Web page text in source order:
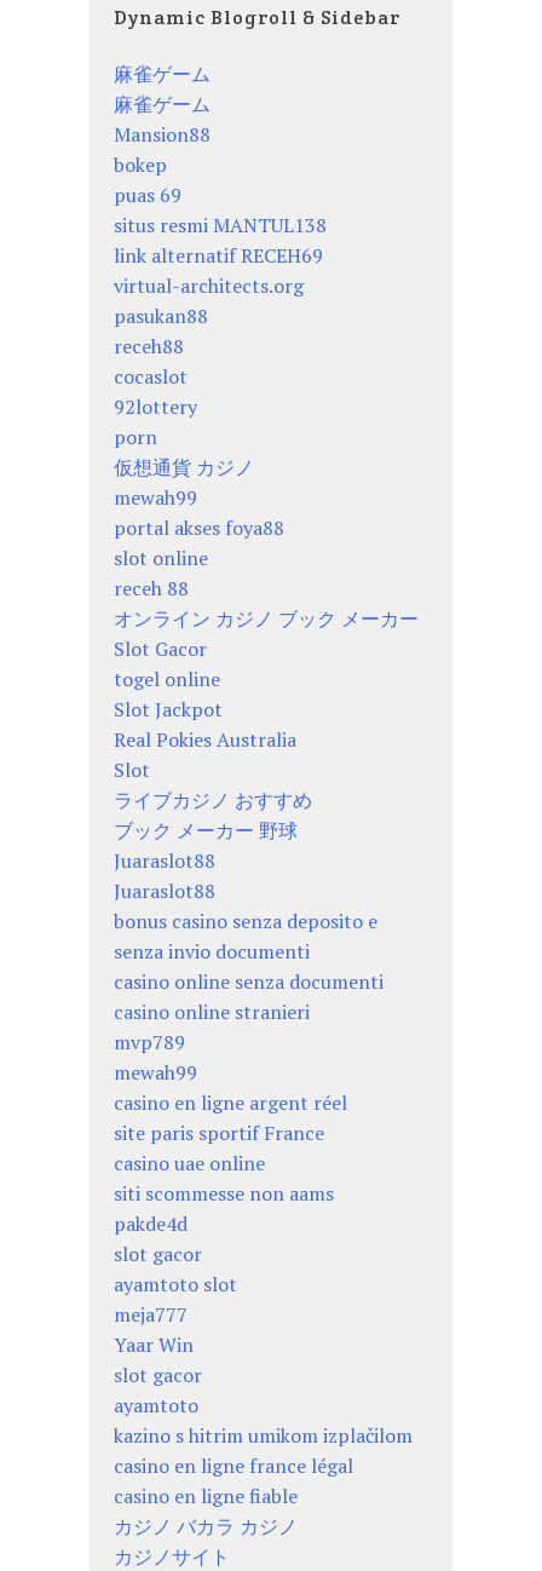
Dynamic Blogroll & Sidebar
麻雀ゲーム
麻雀ゲーム
Mansion88
bokep
puas 69
situs resmi MANTUL138
link alternatif RECEH69
virtual-architects.org
pasukan88
receh88
cocaslot
92lottery
porn
仮想通貨 カジノ
mewah99
portal akses foya88
slot online
receh 88
オンライン カジノ ブック メーカー
Slot Gacor
togel online
Slot Jackpot
Real Pokies Australia
Slot
ライブカジノ おすすめ
ブック メーカー 野球
Juaraslot88
Juaraslot88
bonus casino senza deposito e
senza invio documenti
casino online senza documenti
casino online stranieri
mvp789
mewah99
casino en ligne argent réel
site paris sportif France
casino uae online
siti scommesse non aams
pakde4d
slot gacor
ayamtoto slot
meja777
Yaar Win
slot gacor
ayamtoto
kazino s hitrim umikom izplačilom
casino en ligne france légal
casino en ligne fiable
カジノ バカラ カジノ
カジノサイト